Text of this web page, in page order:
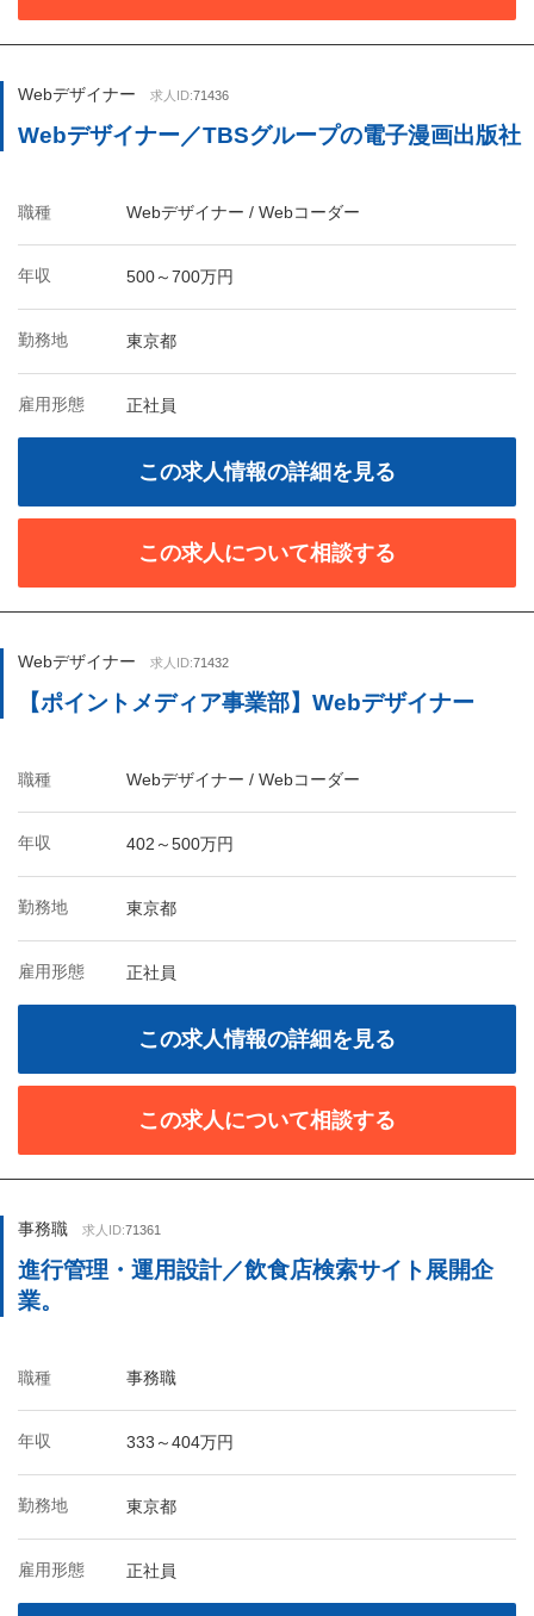
Webデザイナー 求人ID:71436
Webデザイナー／TBSグループの電子漫画出版社
職種 Webデザイナー / Webコーダー
年収 500～700万円
勤務地 東京都
雇用形態 正社員
この求人情報の詳細を見る
この求人について相談する
Webデザイナー 求人ID:71432
【ポイントメディア事業部】Webデザイナー
職種 Webデザイナー / Webコーダー
年収 402～500万円
勤務地 東京都
雇用形態 正社員
この求人情報の詳細を見る
この求人について相談する
事務職 求人ID:71361
進行管理・運用設計／飲食店検索サイト展開企
業。
職種 事務職
年収 333～404万円
勤務地 東京都
雇用形態 正社員